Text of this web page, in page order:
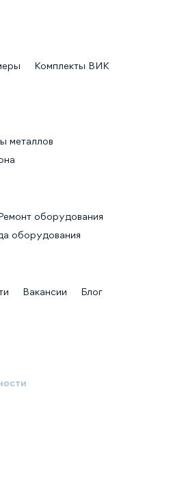
Комплекты ВИК
металлов
оборудования
оборудования
Вакансии Блог